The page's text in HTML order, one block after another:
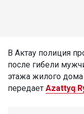
В Актау полиция
после гибели
этажа жилого
передает Azattyq